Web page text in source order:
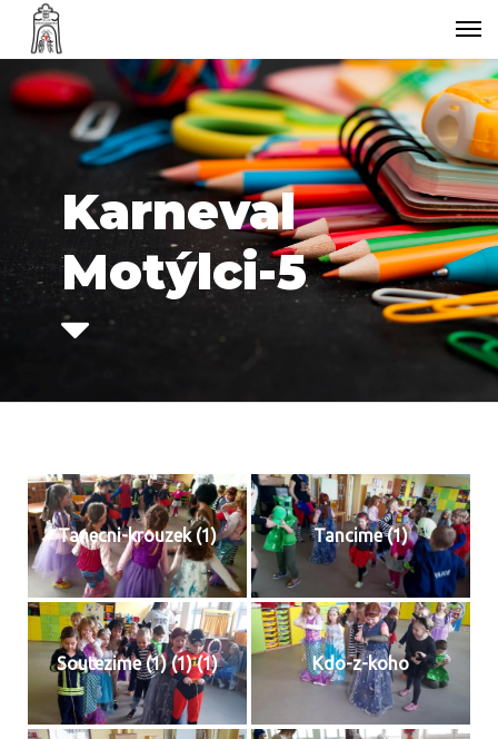
Karneval
Motýlci-5
Tanecni-krouzek (1) Tancime (1)
Soutezime (1) (1) (1) Kdo-z-koho